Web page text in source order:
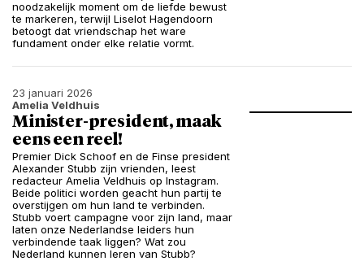
noodzakelijk moment om de liefde bewust
te markeren, terwijl Liselot Hagendoorn
betoogt dat vriendschap het ware
fundament onder elke relatie vormt.
23 januari 2026
Amelia Veldhuis
Minister-president, maak
eens een reel!
Premier Dick Schoof en de Finse president
Alexander Stubb zijn vrienden, leest
redacteur Amelia Veldhuis op Instagram.
Beide politici worden geacht hun partij te
overstijgen om hun land te verbinden.
Stubb voert campagne voor zijn land, maar
laten onze Nederlandse leiders hun
verbindende taak liggen? Wat zou
Nederland kunnen leren van Stubb?